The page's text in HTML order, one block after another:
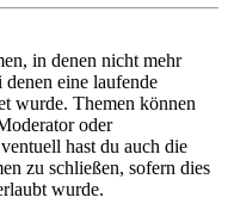
in denen nicht mehr
eine laufende
wurde. Themen können
oder
hast du auch die
zu schließen, sofern dies
wurde.